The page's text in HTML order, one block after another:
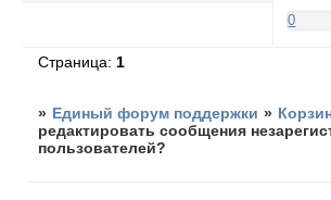
0
Страница:1
» Единый форум поддержки »
редактировать сообщения
пользователей?